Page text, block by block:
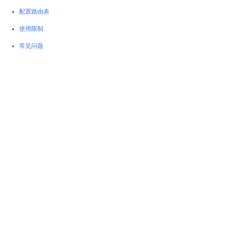
配置路由表
使用限制
常见问题